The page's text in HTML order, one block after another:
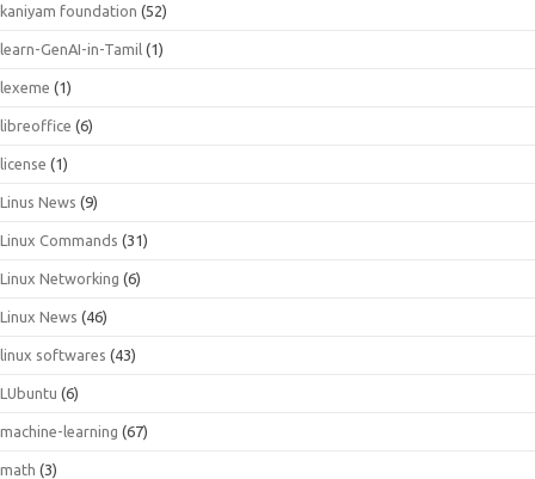
kaniyam foundation (52)
learn-GenAI-in-Tamil (1)
lexeme (1)
libreoffice (6)
license (1)
Linus News (9)
Linux Commands (31)
Linux Networking (6)
Linux News (46)
linux softwares (43)
LUbuntu (6)
machine-learning (67)
math (3)